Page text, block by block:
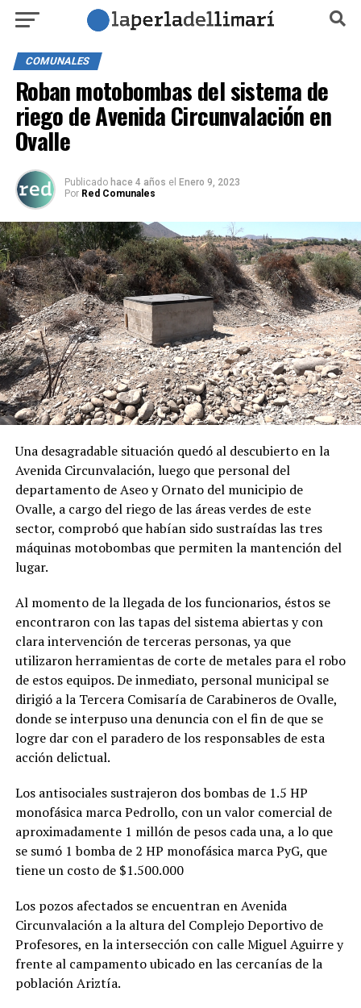
COMUNALES
Roban motobombas del sistema de
riego de Avenida Circunvalación en
Ovalle
Publicado hace 4 años el Enero 9, 2023
Por Red Comunales
Una desagradable situación quedó al descubierto en la
Avenida Circunvalación, luego que personal del
departamento de Aseo y Ornato del municipio de
Ovalle, a cargo del riego de las áreas verdes de este
sector, comprobó que habían sido sustraídas las tres
máquinas motobombas que permiten la mantención del
lugar.
Al momento de la llegada de los funcionarios, éstos se
encontraron con las tapas del sistema abiertas y con
clara intervención de terceras personas, ya que
utilizaron herramientas de corte de metales para el robo
de estos equipos. De inmediato, personal municipal se
dirigió a la Tercera Comisaría de Carabineros de Ovalle,
donde se interpuso una denuncia con el fin de que se
logre dar con el paradero de los responsables de esta
acción delictual.
Los antisociales sustrajeron dos bombas de 1.5 HP
monofásica marca Pedrollo, con un valor comercial de
aproximadamente 1 millón de pesos cada una, a lo que
se sumó 1 bomba de 2 HP monofásica marca PyG, que
tiene un costo de $1.500.000
Los pozos afectados se encuentran en Avenida
Circunvalación a la altura del Complejo Deportivo de
Profesores, en la intersección con calle Miguel Aguirre y
frente al campamento ubicado en las cercanías de la
población Ariztía.